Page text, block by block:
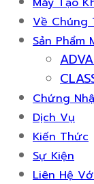
Về Chúng
Sản Phẩm
Chứng
Dịch Vụ
Kiến Thức
Sự Kiện
Liên Hệ